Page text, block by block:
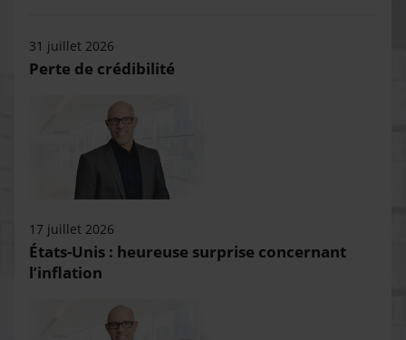
31 juillet 2026
Perte de crédibilité
17 juillet 2026
États-Unis : heureuse surprise concernant
l’inflation